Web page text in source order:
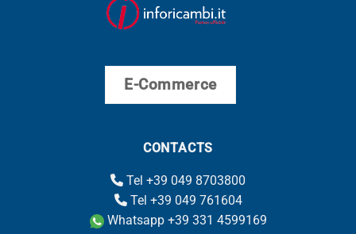
E-Commerce
CONTACTS
Tel +39 049 8703800
Tel +39 049 761604
Whatsapp +39 331 4599169